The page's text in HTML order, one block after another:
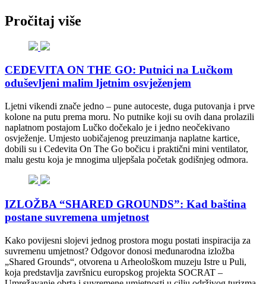
Pročitaj više
CEDEVITA ON THE GO: Putnici na Lučkom
oduševljeni malim ljetnim osvježenjem
Ljetni vikendi znače jedno – pune autoceste, duga putovanja i prve
kolone na putu prema moru. No putnike koji su ovih dana prolazili
naplatnom postajom Lučko dočekalo je i jedno neočekivano
osvježenje. Umjesto uobičajenog preuzimanja naplatne kartice,
dobili su i Cedevita On The Go bočicu i praktični mini ventilator,
malu gestu koja je mnogima uljepšala početak godišnjeg odmora.
IZLOŽBA “SHARED GROUNDS”: Kad baština
postane suvremena umjetnost
Kako povijesni slojevi jednog prostora mogu postati inspiracija za
suvremenu umjetnost? Odgovor donosi međunarodna izložba
„Shared Grounds“, otvorena u Arheološkom muzeju Istre u Puli,
koja predstavlja završnicu europskog projekta SOCRAT –